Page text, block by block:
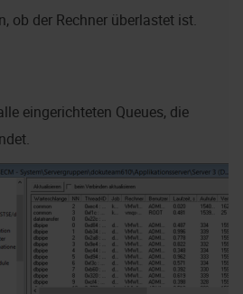
ob der Rechner überlastet ist.
eingerichteten Queues, die